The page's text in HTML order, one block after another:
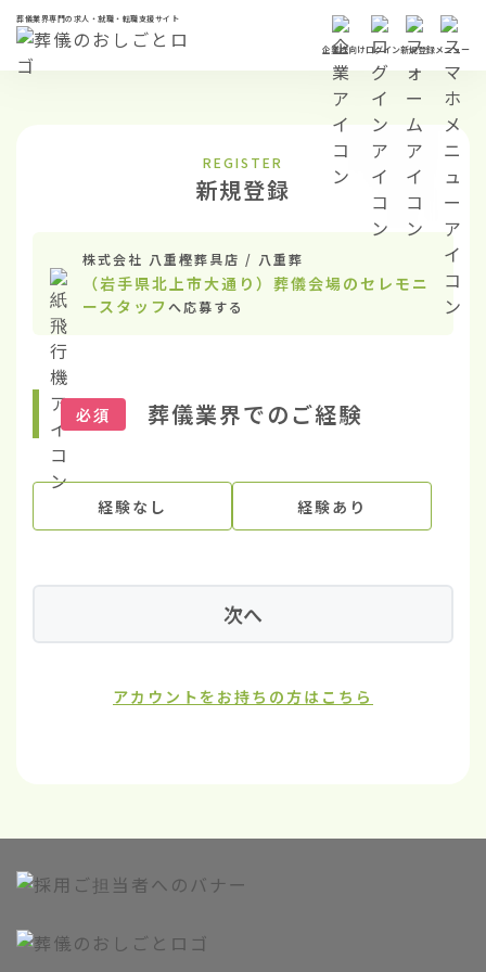
葬儀業界専門の求人・就職・転職支援サイト
企業様向けログイン新規登録メニュー
REGISTER
新規登録
株式会社 八重樫葬具店 / 八重葬
（岩手県北上市大通り）葬儀会場のセレモニ
ースタッフ へ応募する
必須 葬儀業界でのご経験
経験なし 経験あり
次へ
アカウントをお持ちの方はこちら